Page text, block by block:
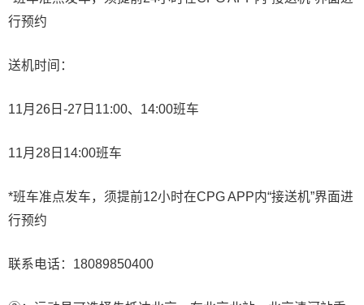
行预约
送机时间：
11月26日-27日11:00、14:00班车
11月28日14:00班车
*班车准点发车，须提前12小时在CPG APP内“接送机”界面进
行预约
联系电话：18089850400